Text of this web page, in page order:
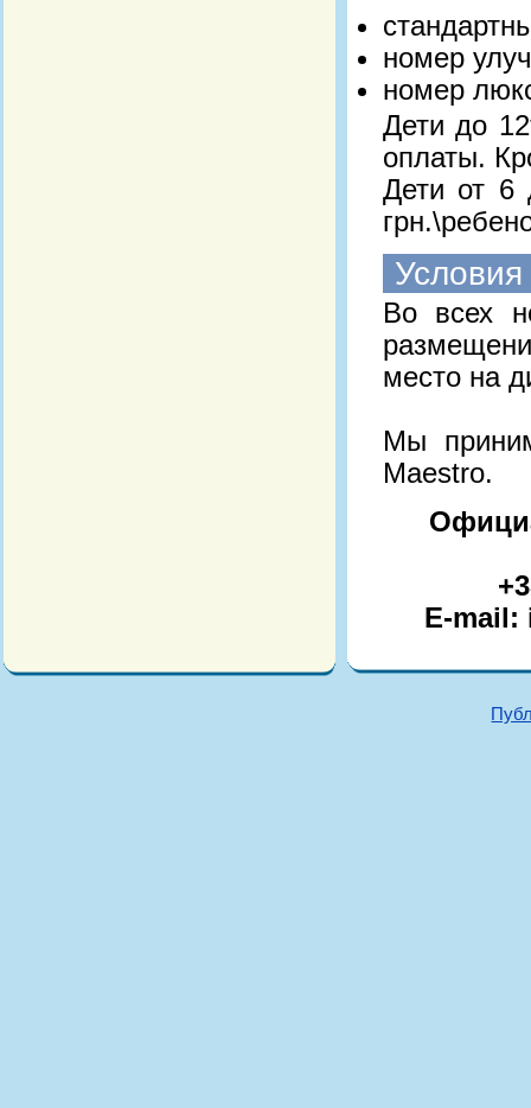
номер
номер
Дети до
оплаты.
Дети от 6
Во всех
место на
Мы
Maestro.
E-mail: